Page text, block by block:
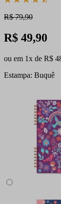
R$ 79,90
R$ 49,90
ou em 1x de R$
Estampa: Buquê